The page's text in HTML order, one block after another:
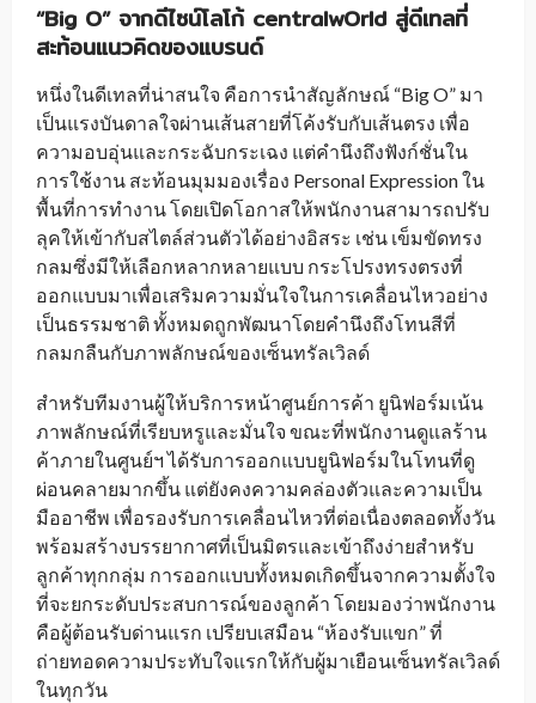
“Big O” จากดีไซน์โลโก้ centralwOrld สู่ดีเทลที่
สะท้อนแนวคิดของแบรนด์
หนึ่งในดีเทลที่น่าสนใจ คือการนำสัญลักษณ์ “Big O” มา
เป็นแรงบันดาลใจผ่านเส้นสายที่โค้งรับกับเส้นตรง เพื่อ
ความอบอุ่นและกระฉับกระเฉง แต่คำนึงถึงฟังก์ชั่นใน
การใช้งาน สะท้อนมุมมองเรื่อง Personal Expression ใน
พื้นที่การทำงาน โดยเปิดโอกาสให้พนักงานสามารถปรับ
ลุคให้เข้ากับสไตล์ส่วนตัวได้อย่างอิสระ เช่น เข็มขัดทรง
กลมซึ่งมีให้เลือกหลากหลายแบบ กระโปรงทรงตรงที่
ออกแบบมาเพื่อเสริมความมั่นใจในการเคลื่อนไหวอย่าง
เป็นธรรมชาติ ทั้งหมดถูกพัฒนาโดยคำนึงถึงโทนสีที่
กลมกลืนกับภาพลักษณ์ของเซ็นทรัลเวิลด์
สำหรับทีมงานผู้ให้บริการหน้าศูนย์การค้า ยูนิฟอร์มเน้น
ภาพลักษณ์ที่เรียบหรูและมั่นใจ ขณะที่พนักงานดูแลร้าน
ค้าภายในศูนย์ฯ ได้รับการออกแบบยูนิฟอร์มในโทนที่ดู
ผ่อนคลายมากขึ้น แต่ยังคงความคล่องตัวและความเป็น
มืออาชีพ เพื่อรองรับการเคลื่อนไหวที่ต่อเนื่องตลอดทั้งวัน
พร้อมสร้างบรรยากาศที่เป็นมิตรและเข้าถึงง่ายสำหรับ
ลูกค้าทุกกลุ่ม การออกแบบทั้งหมดเกิดขึ้นจากความตั้งใจ
ที่จะยกระดับประสบการณ์ของลูกค้า โดยมองว่าพนักงาน
คือผู้ต้อนรับด่านแรก เปรียบเสมือน “ห้องรับแขก” ที่
ถ่ายทอดความประทับใจแรกให้กับผู้มาเยือนเซ็นทรัลเวิลด์
ในทุกวัน